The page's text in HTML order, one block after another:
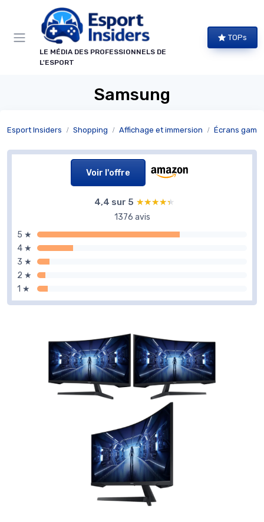
LE MÉDIA DES PROFESSIONNELS DE
L'ESPORT
TOPs
Samsung
Esport Insiders Shopping Affichage et immersion Écrans
Voir l'offre
4,4 sur 5 ★★★★★
★★★★★
1376 avis
5 ★
4 ★
3 ★
2 ★
1 ★
Panneau de gestion des cookies